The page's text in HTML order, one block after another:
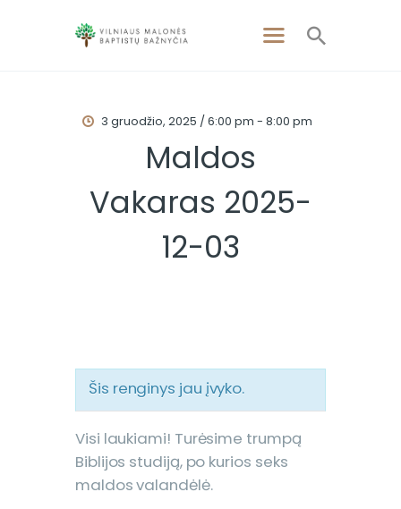
3 gruodžio, 2025 / 6:00 pm - 8:00 pm
Maldos
Vakaras 2025-
12-03
PAGRINDINIS
APIE MUS
APSILANKYKITE
Šis renginys jau įvyko.
Visi laukiami! Turėsime trumpą
Biblijos studiją, po kurios seks
maldos valandėlė.